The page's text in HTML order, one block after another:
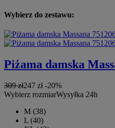
Wybierz do zestawu:
Piżama damska
309 zł247 zł-20%
Wybierz rozmiarWysyłka 24h
M (38)
L (40)